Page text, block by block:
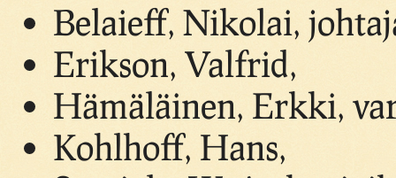
Belaieff, Nikolai,
Erikson, Valfrid,
Hämäläinen, Erkki,
Kohlhoff, Hans,